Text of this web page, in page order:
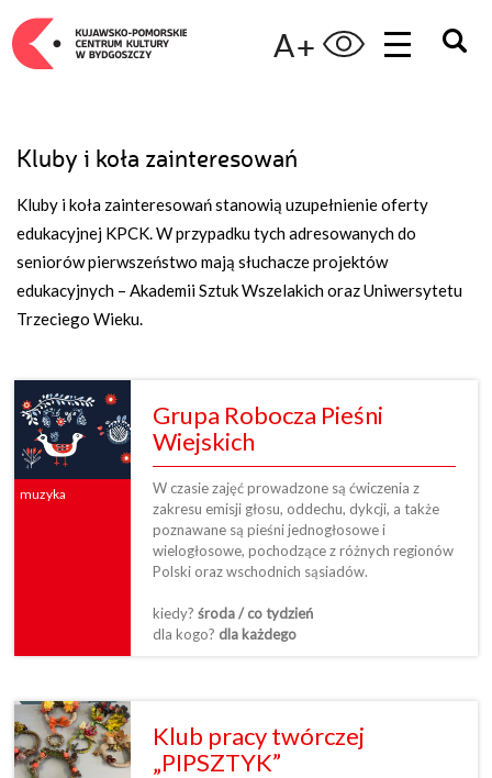
A+
Kluby i koła zainteresowań
Kluby i koła zainteresowań stanowią uzupełnienie oferty
edukacyjnej KPCK. W przypadku tych adresowanych do
seniorów pierwszeństwo mają słuchacze projektów
edukacyjnych – Akademii Sztuk Wszelakich oraz Uniwersytetu
Trzeciego Wieku.
muzyka
Grupa Robocza Pieśni
Wiejskich
W czasie zajęć prowadzone są ćwiczenia z
zakresu emisji głosu, oddechu, dykcji, a także
poznawane są pieśni jednogłosowe i
wielogłosowe, pochodzące z różnych regionów
Polski oraz wschodnich sąsiadów.
kiedy? środa / co tydzień
dla kogo? dla każdego
Klub pracy twórczej
„PIPSZTYK”